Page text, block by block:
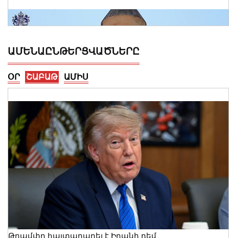
Ալեքսանդրա Քոուլը շարունակում է
բացահայտել Հայաստանը․ Մեծ
Բրիտանիայի դեսպանը հայերեն է
խոսում․ տեսանյութ
06 Օգոստոս, 2026 23:30
ԱՄԵՆԱԸՆԹԵՐՑՎԱԾՆԵՐԸ
ՕՐ ՇԱԲԱԹ ԱՄԻՍ
Թրամփը հայտարարել է Իրանի դեմ